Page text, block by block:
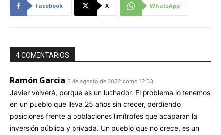
Facebook X WhatsApp
4 COMENTARIOS
Ramón Garcia 6 de agosto de 2022 como 12:03
Javier volverá, porque es un luchador. El problema lo tenemos
en un pueblo que lleva 25 años sin crecer, perdiendo
posiciones frente a poblaciones limítrofes que acaparan la
inversión pública y privada. Un pueblo que no crece, es un